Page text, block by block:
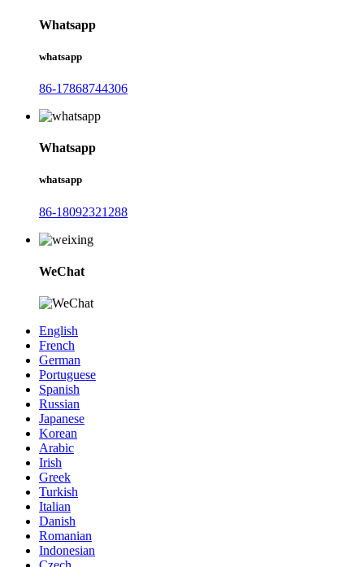
Whatsapp
whatsapp
86-17868744306
Whatsapp
whatsapp
86-18092321288
WeChat
English
French
German
Portuguese
Spanish
Russian
Japanese
Korean
Arabic
Irish
Greek
Turkish
Italian
Danish
Romanian
Indonesian